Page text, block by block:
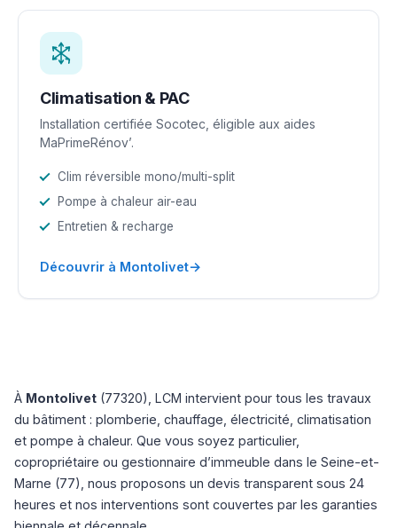
Climatisation & PAC
Installation certifiée Socotec, éligible aux aides
MaPrimeRénov’.
Clim réversible mono/multi-split
Pompe à chaleur air-eau
Entretien & recharge
Découvrir à Montolivet→
À Montolivet (77320), LCM intervient pour tous les travaux
du bâtiment : plomberie, chauffage, électricité, climatisation
et pompe à chaleur. Que vous soyez particulier,
copropriétaire ou gestionnaire d’immeuble dans le Seine-et-
Marne (77), nous proposons un devis transparent sous 24
heures et nos interventions sont couvertes par les garanties